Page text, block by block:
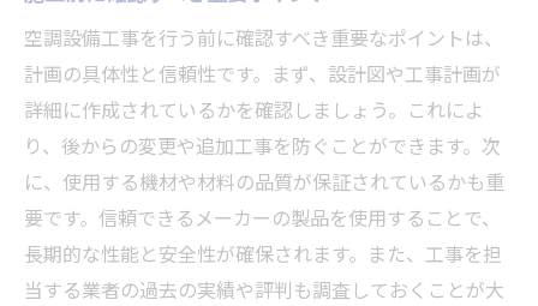
空調設備工事を行う前に確認すべき重要なポイントは、
計画の具体性と信頼性です。まず、設計図や工事計画が
詳細に作成されているかを確認しましょう。これによ
り、後からの変更や追加工事を防ぐことができます。次
に、使用する機材や材料の品質が保証されているかも重
要です。信頼できるメーカーの製品を使用することで、
長期的な性能と安全性が確保されます。また、工事を担
当する業者の過去の実績や評判も調査しておくことが大